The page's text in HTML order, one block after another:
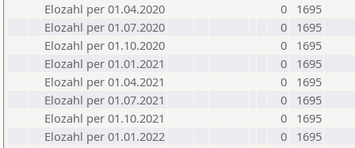
Elozahl per 01.04.2020
0
1695
Elozahl per 01.07.2020
0
1695
Elozahl per 01.10.2020
0
1695
Elozahl per 01.01.2021
0
1695
Elozahl per 01.04.2021
0
1695
Elozahl per 01.07.2021
0
1695
Elozahl per 01.10.2021
0
1695
Elozahl per 01.01.2022
0
1695